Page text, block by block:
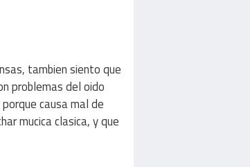
tambien siento que
problemas del oido
causa mal de
mucica clasica, y que